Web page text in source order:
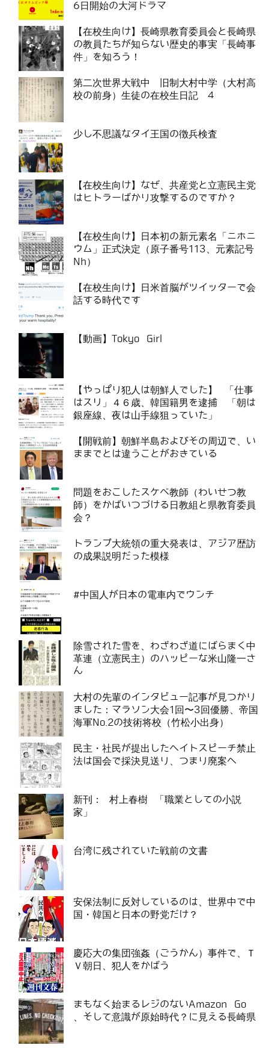
6日開始の大河ドラマ
【在校生向け】長崎県教育委員会と長崎県
の教員たちが知らない歴史的事実「長崎事
件」を知ろう！
第二次世界大戦中 旧制大村中学（大村高
校の前身）生徒の在校生日記 4
少し不思議なタイ王国の徴兵検査
【在校生向け】なぜ、共産党と立憲民主党
はヒトラーばかり攻撃するのですか？
【在校生向け】日本初の新元素名「ニホニ
ウム」正式決定（原子番号113、元素記号
Nh）
【在校生向け】日米首脳がツイッターで会
話する時代です
【動画】Tokyo Girl
【やっぱり犯人は朝鮮人でした】 「仕事
はスリ」４６歳、韓国籍男を逮捕 「朝は
銀座線、夜は山手線狙っていた」
【開戦前】朝鮮半島およびその周辺で、い
ままでとは違うことがおきている
問題をおこしたスケベ教師（わいせつ教
師）をかばいつづける日教組と県教育委員
会？
トランプ大統領の重大発表は、アジア歴訪
の成果説明だった模様
#中国人が日本の電車内でウンチ
除雪された雪を、わざわざ道にばらまく中
革連（立憲民主）のハッピーな米山隆一さ
ん
大村の先輩のインタビュー記事が見つかり
ました：マラソン大会1回〜3回優勝、帝国
海軍No.2の技術将校（竹松小出身）
民主・社民が提出したヘイトスピーチ禁止
法は国会で採決見送り、つまり廃案へ
新刊： 村上春樹 「職業としての小説
家」
台湾に残されていた戦前の文書
安保法制に反対しているのは、世界中で中
国・韓国と日本の野党だけ？
慶応大の集団強姦（ごうかん）事件で、Ｔ
Ｖ朝日、犯人をかばう
まもなく始まるレジのないAmazon Go
、そして意識が原始時代？に見える長崎県